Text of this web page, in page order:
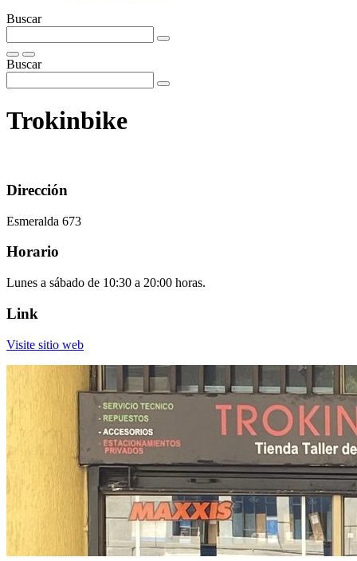
Buscar
Buscar
Trokinbike
Dirección
Esmeralda 673
Horario
Lunes a sábado de 10:30 a 20:00 horas.
Link
Visite sitio web